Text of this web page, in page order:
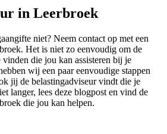
in Leerbroek
niet? Neem contact op met een
Het is niet zo eenvoudig om de
vinden die jou kan assisteren bij je
wij een paar eenvoudige stappen
jij de belastingadviseur vindt die je
langer, lees deze blogpost en vind de
die jou kan helpen.